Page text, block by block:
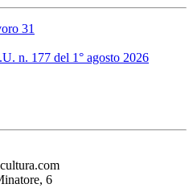
31
n. 177 del 1° agosto 2026
6